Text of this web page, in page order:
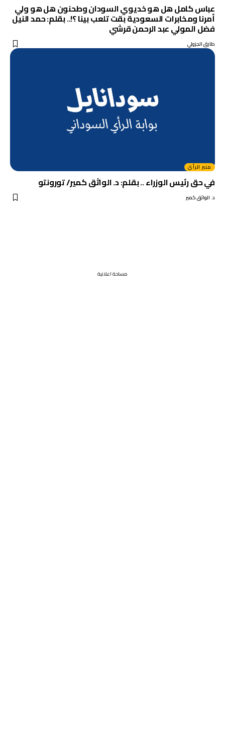
عباس كامل هل هو خديوي السودان وطحنون هل هو ولي
أمرنا ومخابرات السعودية بقت تلعب بينا ؟!.. بقلم: حمد النيل
فضل المولي عبد الرحمن قرشي
طارق الجزولي
منبر الرأي
في حق رئيس الوزراء .. بقلم: د. الواثق كمير/ تورونتو
د. الواثق كمير
مساحة اعلانية